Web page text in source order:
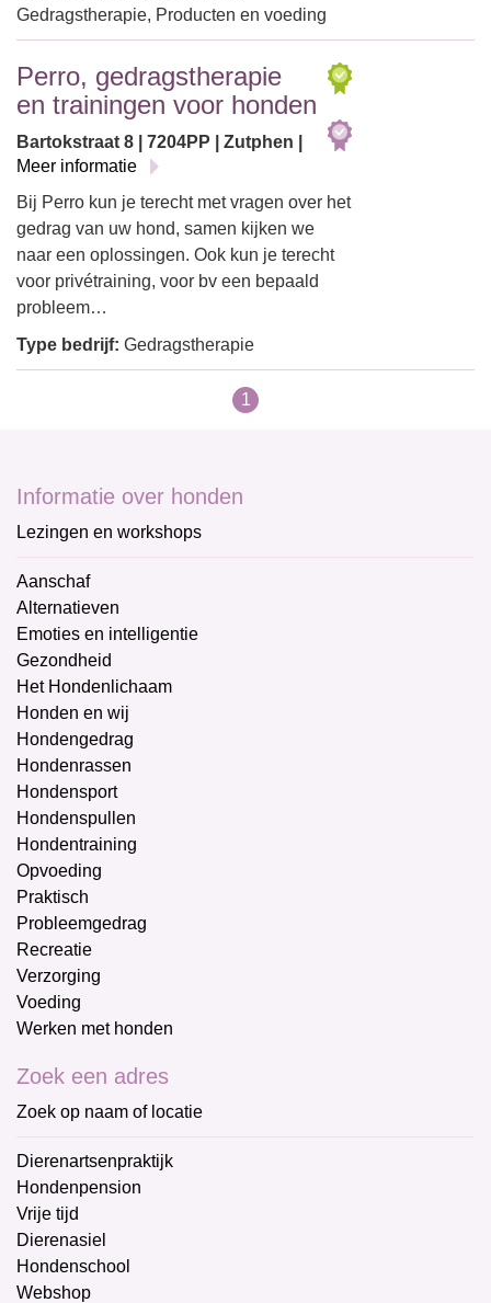
Gedragstherapie, Producten en voeding
Perro, gedragstherapie
en trainingen voor honden
Bartokstraat 8 | 7204PP | Zutphen |
Meer informatie
Bij Perro kun je terecht met vragen over het
gedrag van uw hond, samen kijken we
naar een oplossingen. Ook kun je terecht
voor privétraining, voor bv een bepaald
probleem…
Type bedrijf: Gedragstherapie
1
Informatie over honden
Lezingen en workshops
Aanschaf
Alternatieven
Emoties en intelligentie
Gezondheid
Het Hondenlichaam
Honden en wij
Hondengedrag
Hondenrassen
Hondensport
Hondenspullen
Hondentraining
Opvoeding
Praktisch
Probleemgedrag
Recreatie
Verzorging
Voeding
Werken met honden
Zoek een adres
Zoek op naam of locatie
Dierenartsenpraktijk
Hondenpension
Vrije tijd
Dierenasiel
Hondenschool
Webshop